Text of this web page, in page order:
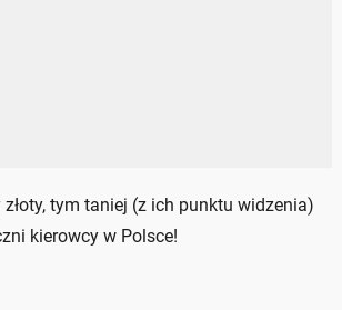
złoty, tym taniej (z ich punktu widzenia)
kierowcy w Polsce!